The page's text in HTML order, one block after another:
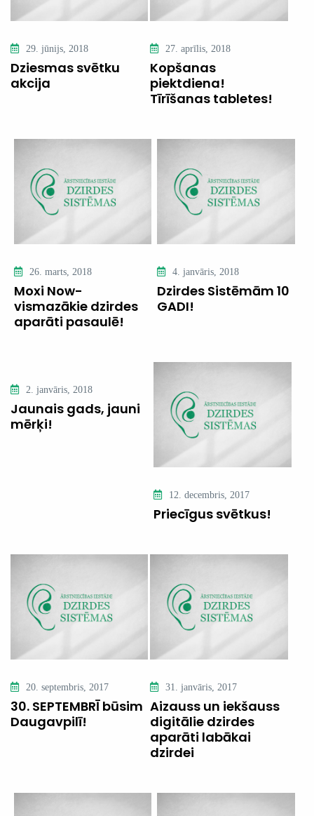
29. jūnijs, 2018
Dziesmas svētku
akcija
27. aprīlis, 2018
Kopšanas
piektdiena!
Tīrīšanas tabletes!
26. marts, 2018
Moxi Now-
vismazākie dzirdes
aparāti pasaulē!
4. janvāris, 2018
Dzirdes Sistēmām 10
GADI!
2. janvāris, 2018
Jaunais gads, jauni
mērķi!
12. decembris, 2017
Priecīgus svētkus!
20. septembris, 2017
30. SEPTEMBRĪ būsim
Daugavpilī!
31. janvāris, 2017
Aizauss un iekšauss
digitālie dzirdes
aparāti labākai
dzirdei